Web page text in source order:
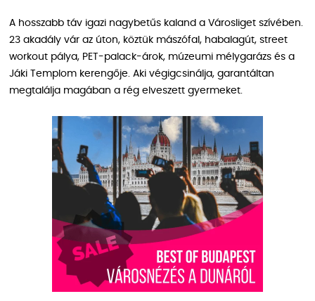
A hosszabb táv igazi nagybetűs kaland a Városliget szívében.
23 akadály vár az úton, köztük mászófal, habalagút, street
workout pálya, PET-palack-árok, múzeumi mélygarázs és a
Jáki Templom kerengője. Aki végigcsinálja, garantáltan
megtalálja magában a rég elveszett gyermeket.